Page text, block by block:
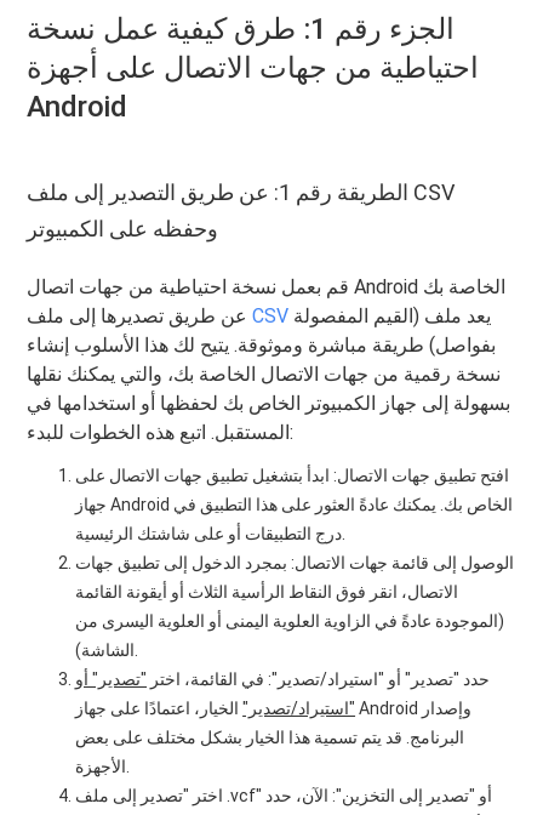
الجزء رقم 1: طرق كيفية عمل نسخة
احتياطية من جهات الاتصال على أجهزة
Android
الطريقة رقم 1: عن طريق التصدير إلى ملف CSV
وحفظه على الكمبيوتر
قم بعمل نسخة احتياطية من جهات اتصال Android الخاصة بك
عن طريق تصديرها إلى ملفCSV
بفواصل) طريقة مباشرة وموثوقة. يتيح لك هذا الأسلوب إنشاء
نسخة رقمية من جهات الاتصال الخاصة بك، والتي يمكنك نقلها
بسهولة إلى جهاز الكمبيوتر الخاص بك لحفظها أو استخدامها في
المستقبل. اتبع هذه الخطوات للبدء:
افتح تطبيق جهات الاتصال: ابدأ بتشغيل تطبيق جهات الاتصال على
جهاز Android الخاص بك. يمكنك عادةً العثور على هذا التطبيق في
الوصول إلى قائمة جهات الاتصال: بمجرد الدخول إلى تطبيق جهات
الاتصال، انقر فوق النقاط الرأسية الثلاث أو أيقونة القائمة
(الموجودة عادةً في الزاوية العلوية اليمنى أو العلوية اليسرى من
حدد "تصدير" أو "استيراد/تصدير": في القائمة، اختر "تصدير" أو
"استيراد/تصدير"الخيار، اعتمادًا على جهاز Android وإصدار
البرنامج. قد يتم تسمية هذا الخيار بشكل مختلف على بعض
اختر "تصدير إلى ملف .vcf" أو "تصدير إلى التخزين": الآن، حدد